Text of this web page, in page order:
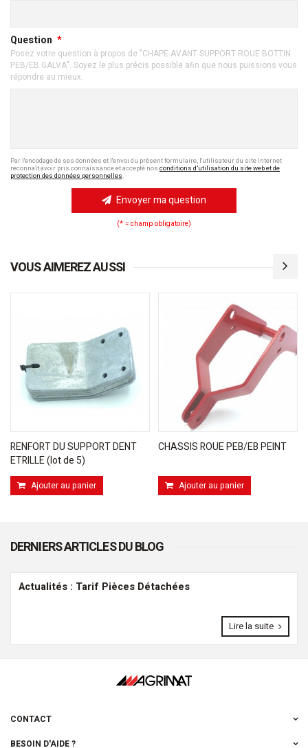
Question
Posez votre question à propos de "CHAPE AVANT SUPPORT ROUE BOTTIN
PEB/EB GALVA". Soyez le plus précis possible afin que nous puissions vous
répondre au mieux.
Par l'encodage de ses données et l'envoi du présent formulaire, l'utilisateur du site Internet
reconnaît avoir pris connaissance et accepté nos conditions d’utilisation du site web et de
protection des données personnelles.
Envoyer ma question
(* = champ obligatoire)
VOUS AIMEREZ AUSSI
RENFORT DU SUPPORT DENT
ETRILLE (lot de 5)
Ajouter au panier
CHASSIS ROUE PEB/EB PEINT
Ajouter au panier
DERNIERS ARTICLES DU BLOG
Actualités : Tarif Pièces Détachées
Lire la suite
CONTACT
BESOIN D'AIDE ?